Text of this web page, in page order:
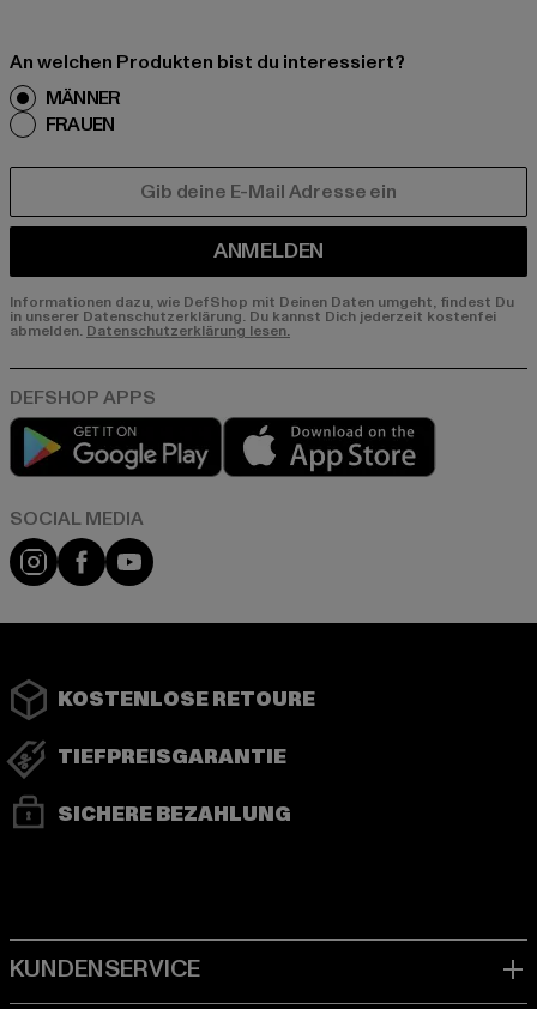
An welchen Produkten bist du interessiert?
MÄNNER
FRAUEN
ANMELDEN
Informationen dazu, wie DefShop mit Deinen Daten umgeht, findest Du
in unserer Datenschutzerklärung. Du kannst Dich jederzeit kostenfei
abmelden. Datenschutzerklärung lesen.
Play market
Instagram
FacebookYouTube
KOSTENLOSE RETOURE
TIEFPREISGARANTIE
SICHERE BEZAHLUNG